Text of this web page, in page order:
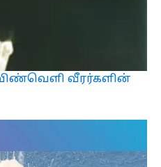
விண்வெளி வீரர்களின்